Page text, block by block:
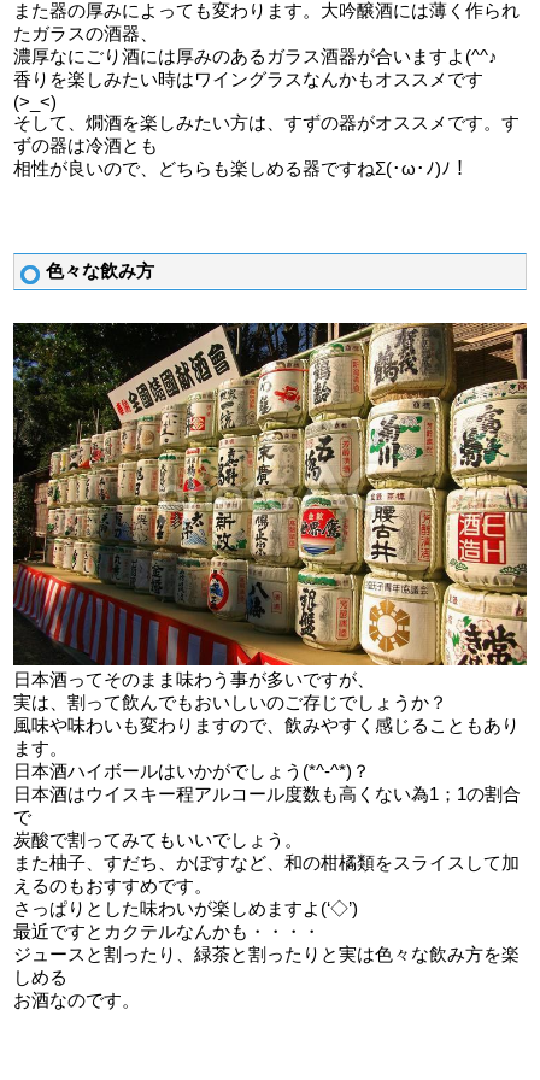
また器の厚みによっても変わります。大吟醸酒には薄く作られ
たガラスの酒器、
濃厚なにごり酒には厚みのあるガラス酒器が合いますよ(^^♪
香りを楽しみたい時はワイングラスなんかもオススメです
(>_<)
そして、燗酒を楽しみたい方は、すずの器がオススメです。す
ずの器は冷酒とも
相性が良いので、どちらも楽しめる器ですねΣ(･ω･ﾉ)ﾉ！
色々な飲み方
日本酒ってそのまま味わう事が多いですが、
実は、割って飲んでもおいしいのご存じでしょうか？
風味や味わいも変わりますので、飲みやすく感じることもあり
ます。
日本酒ハイボールはいかがでしょう(*^-^*)？
日本酒はウイスキー程アルコール度数も高くない為1；1の割合
で
炭酸で割ってみてもいいでしょう。
また柚子、すだち、かぼすなど、和の柑橘類をスライスして加
えるのもおすすめです。
さっぱりとした味わいが楽しめますよ(‘◇’)ゞ
最近ですとカクテルなんかも・・・・
ジュースと割ったり、緑茶と割ったりと実は色々な飲み方を楽
しめる
お酒なのです。